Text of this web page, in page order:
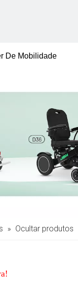
De Mobilidade
» Ocultar produtos